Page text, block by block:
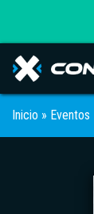
Inicio » Eventos